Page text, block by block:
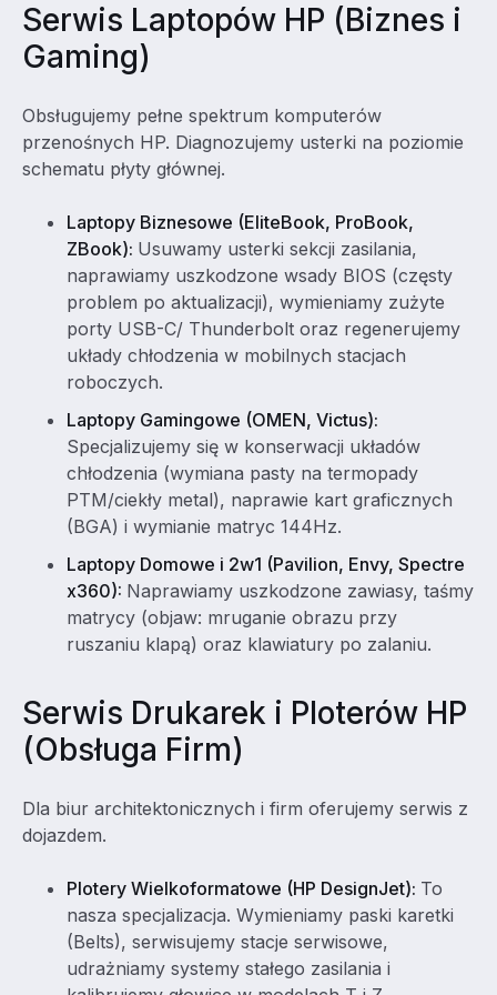
Serwis Laptopów HP (Biznes i
Gaming)
Obsługujemy pełne spektrum komputerów
przenośnych HP. Diagnozujemy usterki na poziomie
schematu płyty głównej.
Laptopy Biznesowe (EliteBook, ProBook,
ZBook): Usuwamy usterki sekcji zasilania,
naprawiamy uszkodzone wsady BIOS (częsty
problem po aktualizacji), wymieniamy zużyte
porty USB-C/ Thunderbolt oraz regenerujemy
układy chłodzenia w mobilnych stacjach
roboczych.
Laptopy Gamingowe (OMEN, Victus):
Specjalizujemy się w konserwacji układów
chłodzenia (wymiana pasty na termopady
PTM/ciekły metal), naprawie kart graficznych
(BGA) i wymianie matryc 144Hz.
Laptopy Domowe i 2w1 (Pavilion, Envy, Spectre
x360): Naprawiamy uszkodzone zawiasy, taśmy
matrycy (objaw: mruganie obrazu przy
ruszaniu klapą) oraz klawiatury po zalaniu.
Serwis Drukarek i Ploterów HP
(Obsługa Firm)
Dla biur architektonicznych i firm oferujemy serwis z
dojazdem.
Plotery Wielkoformatowe (HP DesignJet): To
nasza specjalizacja. Wymieniamy paski karetki
(Belts), serwisujemy stacje serwisowe,
udrażniamy systemy stałego zasilania i